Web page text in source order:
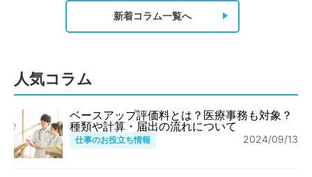
新着コラム一覧へ
人気コラム
ベースアップ評価料とは？医療事務も対象？
種類や計算・届出の流れについて
仕事のお役立ち情報 2024/09/13